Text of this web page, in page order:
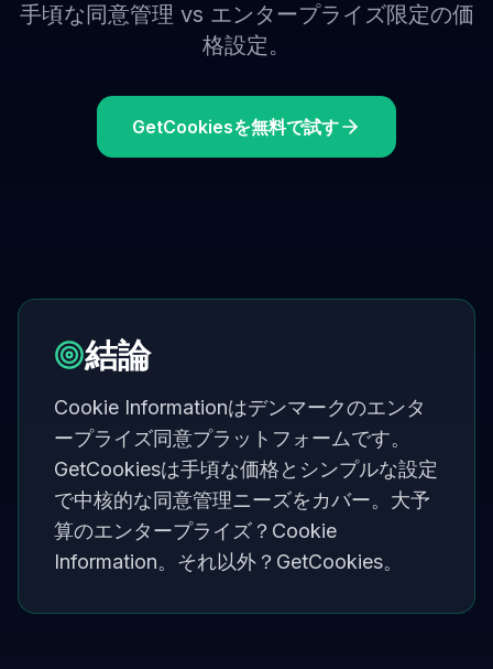
手頃な同意管理 vs エンタープライズ限定の価
格設定。
GetCookiesを無料で試す
結論
Cookie Informationはデンマークのエンタ
ープライズ同意プラットフォームです。
GetCookiesは手頃な価格とシンプルな設定
で中核的な同意管理ニーズをカバー。大予
算のエンタープライズ？Cookie
Information。それ以外？GetCookies。